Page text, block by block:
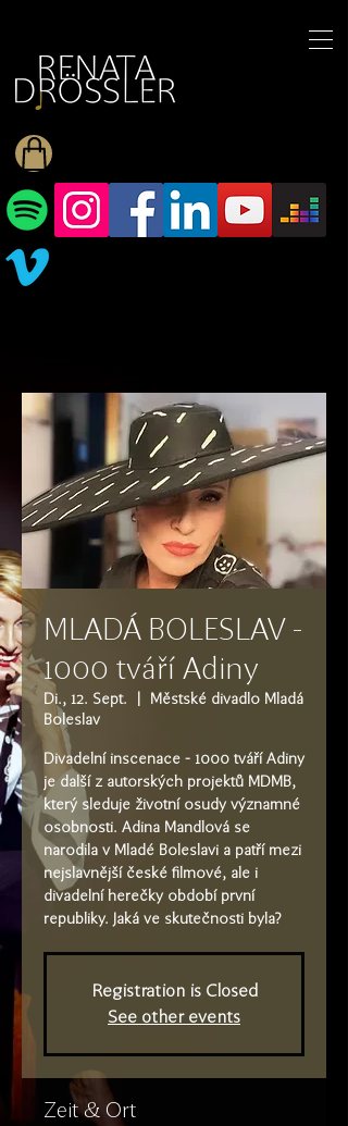
MLADÁ BOLESLAV -
1000 tváří Adiny
Di., 12. Sept.
Městské divadlo Mladá
Boleslav
Divadelní inscenace - 1000 tváří Adiny
je další z autorských projektů MDMB,
který sleduje životní osudy významné
osobnosti. Adina Mandlová se
narodila v Mladé Boleslavi a patří mezi
nejslavnější české filmové, ale i
divadelní herečky období první
republiky. Jaká ve skutečnosti byla?
Registration is Closed
See other events
Zeit & Ort